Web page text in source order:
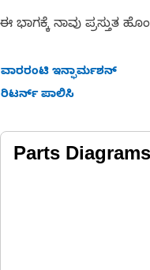
ಈ ಭಾಗಕ್ಕೆ ನಾವು ಪ್ರಸ್ತುತ
ವಾರರಂಟಿ ಇನ್ಫಾರ್ಮಶನ್
ರಿಟರ್ನ್ ಪಾಲಿಸಿ
Parts Diagrams